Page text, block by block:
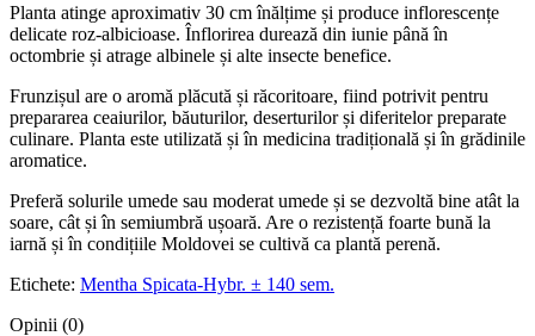
Planta atinge aproximativ 30 cm înălțime și produce inflorescențe
delicate roz-albicioase. Înflorirea durează din iunie până în
octombrie și atrage albinele și alte insecte benefice.
Frunzișul are o aromă plăcută și răcoritoare, fiind potrivit pentru
prepararea ceaiurilor, băuturilor, deserturilor și diferitelor preparate
culinare. Planta este utilizată și în medicina tradițională și în grădinile
aromatice.
Preferă solurile umede sau moderat umede și se dezvoltă bine atât la
soare, cât și în semiumbră ușoară. Are o rezistență foarte bună la
iarnă și în condițiile Moldovei se cultivă ca plantă perenă.
Etichete: Mentha Spicata-Hybr. ± 140 sem.
Opinii (0)